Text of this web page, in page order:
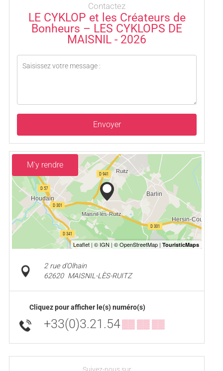
Contactez
LE CYKLOP et les Créateurs de
Bonheurs – LES CYKLOPS DE
MAISNIL - 2026
Envoyer
M'y rendre
2 rue d'Olhain
62620 MAISNIL-LÈS-RUITZ
Cliquez pour afficher le(s) numéro(s)
+33(0)3.21.54▒▒ ▒▒ ▒▒